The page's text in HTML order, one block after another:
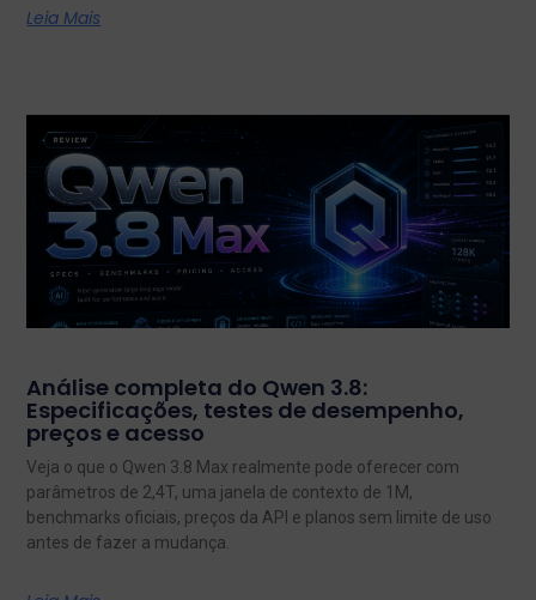
Leia Mais
Análise completa do Qwen 3.8:
Especificações, testes de desempenho,
preços e acesso
Veja o que o Qwen 3.8 Max realmente pode oferecer com
parâmetros de 2,4T, uma janela de contexto de 1M,
benchmarks oficiais, preços da API e planos sem limite de uso
antes de fazer a mudança.